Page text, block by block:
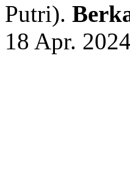
Putri).
18 Apr.